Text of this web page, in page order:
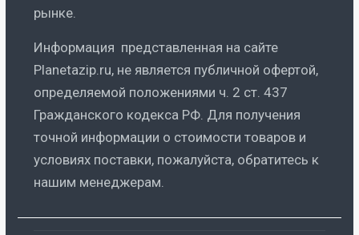
рынке.
Информация представленная на сайте
Planetazip.ru, не является публичной офертой,
определяемой положениями ч. 2 ст. 437
Гражданского кодекса РФ. Для получения
точной информации о стоимости товаров и
условиях поставки, пожалуйста, обратитесь к
нашим менеджерам.